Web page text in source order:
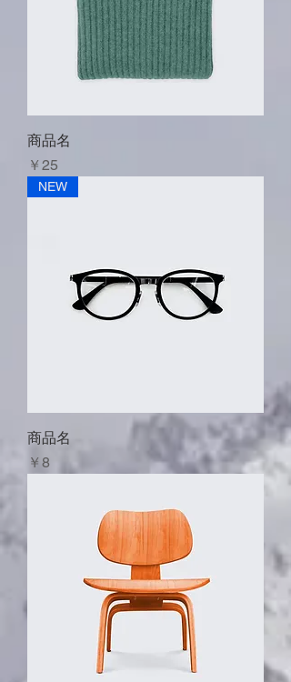
商品名
価格
￥25
NEW
商品名
価格
￥8